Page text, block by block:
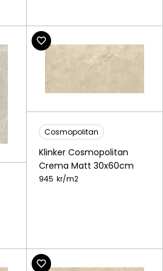
Cosmopolitan
Klinker Cosmopolitan
Crema Matt 30x60cm
945 kr/m2